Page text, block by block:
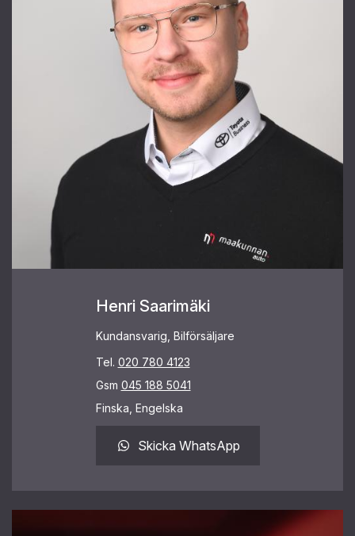
Henri Saarimäki
Kundansvarig, Bilförsäljare
Tel. 020 780 4123
Gsm 045 188 5041
Finska, Engelska
Skicka WhatsApp